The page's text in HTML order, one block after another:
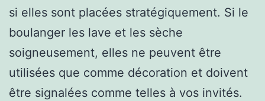
si elles sont placées stratégiquement. Si le
boulanger les lave et les sèche
soigneusement, elles ne peuvent être
utilisées que comme décoration et doivent
être signalées comme telles à vos invités.